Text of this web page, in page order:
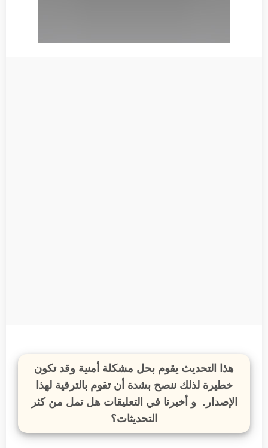
هذا التحديث يقوم بحل مشكلة أمنية وقد تكون
خطيرة لذلك ننصح بشدة أن تقوم بالترقية لهذا
الإصدار. و أخبرنا في التعليقات هل تمل من كثر
التحديثات؟